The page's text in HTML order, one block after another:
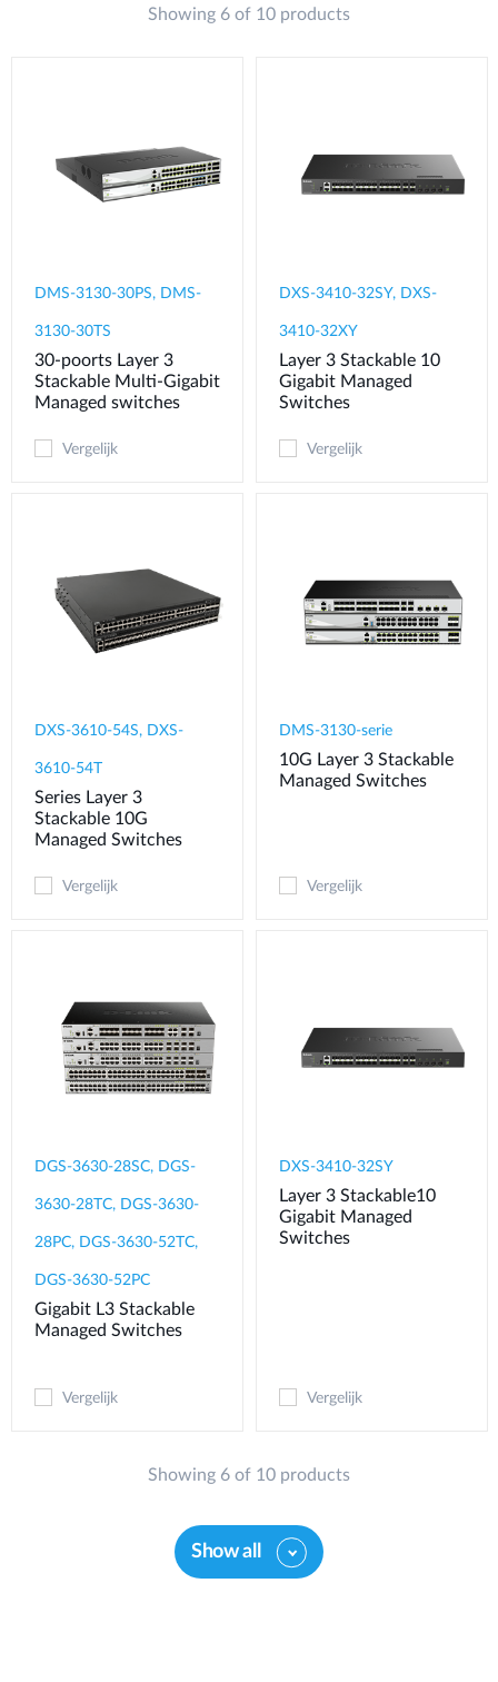
Showing 6 of 10 products
DMS-3130-30PS, DMS-
3130-30TS
30-poorts Layer 3
Stackable Multi-Gigabit
Managed switches
Vergelijk
DXS-3410-32SY, DXS-
3410-32XY
Layer 3 Stackable 10
Gigabit Managed
Switches
Vergelijk
DXS-3610-54S, DXS-
3610-54T
Series Layer 3
Stackable 10G
Managed Switches
Vergelijk
DMS-3130-serie
10G Layer 3 Stackable
Managed Switches
Vergelijk
DGS-3630-28SC, DGS-
3630-28TC, DGS-3630-
28PC, DGS-3630-52TC,
DGS-3630-52PC
Gigabit L3 Stackable
Managed Switches
Vergelijk
DXS-3410-32SY
Layer 3 Stackable10
Gigabit Managed
Switches
Vergelijk
Showing 6 of 10 products
Show all